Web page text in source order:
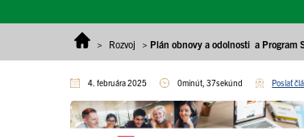
> Rozvoj > Plán obnovy a odolnosti a Program
4. februára 2025 0minút, 37sekúnd Poslať